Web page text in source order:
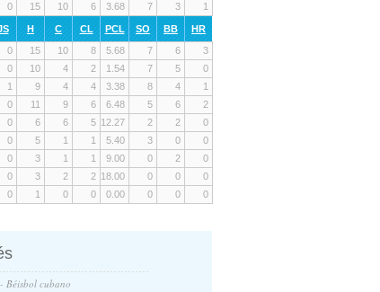
0 15 10 6 3.68 7 3 1
H C CL PCL SO BB
HR
0 15 10 8 5.68 7 6
3
0 10 4 2 1.54 7 5
0
1 9 4 4 3.38 8 4
1
0 11 9 6 6.48 5 6
2
0 6 6 5 12.27 2 2
0
0 5 1 1 5.40 3 0
0
0 3 1 1 9.00 0 2
0
0 3 2 2 18.00 0 0
0
0 1 0 0 0.00 0 0 0
- Béisbol cubano